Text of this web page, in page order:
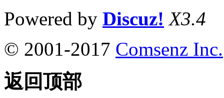
Powered by Discuz! X3.4
© 2001-2017 Comsenz Inc.
返回顶部